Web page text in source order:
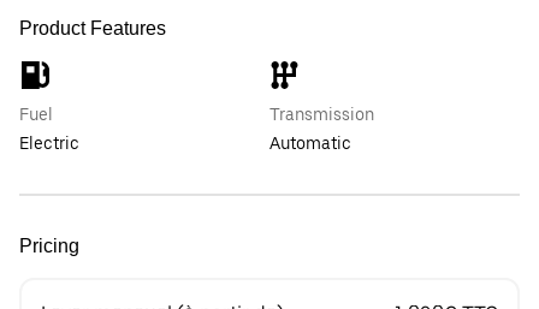
Product Features
Fuel
Electric
Transmission
Automatic
Pricing